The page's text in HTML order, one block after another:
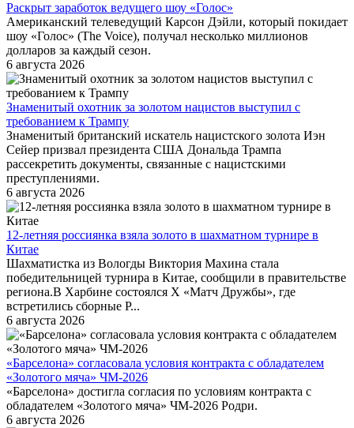
Раскрыт заработок ведущего шоу «Голос»
Американский телеведущий Карсон Дэйли, который покидает
шоу «Голос» (The Voice), получал несколько миллионов
долларов за каждый сезон.
6 августа 2026
Знаменитый охотник за золотом нацистов выступил с
требованием к Трампу
Знаменитый британский искатель нацистского золота Иэн
Сейер призвал президента США Дональда Трампа
рассекретить документы, связанные с нацистскими
преступлениями.
6 августа 2026
12-летняя россиянка взяла золото в шахматном турнире в
Китае
Шахматистка из Вологды Виктория Махина стала
победительницей турнира в Китае, сообщили в правительстве
региона.В Харбине состоялся X «Матч Дружбы», где
встретились сборные Р...
6 августа 2026
«Барселона» согласовала условия контракта с обладателем
«Золотого мяча» ЧМ-2026
«Барселона» достигла согласия по условиям контракта с
обладателем «Золотого мяча» ЧМ-2026 Родри.
6 августа 2026